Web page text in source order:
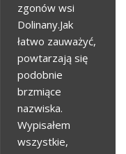
zgonów wsi
Dolinany.Jak
łatwo zauważyć,
powtarzają się
podobnie
brzmiące
nazwiska.
Wypisałem
wszystkie,